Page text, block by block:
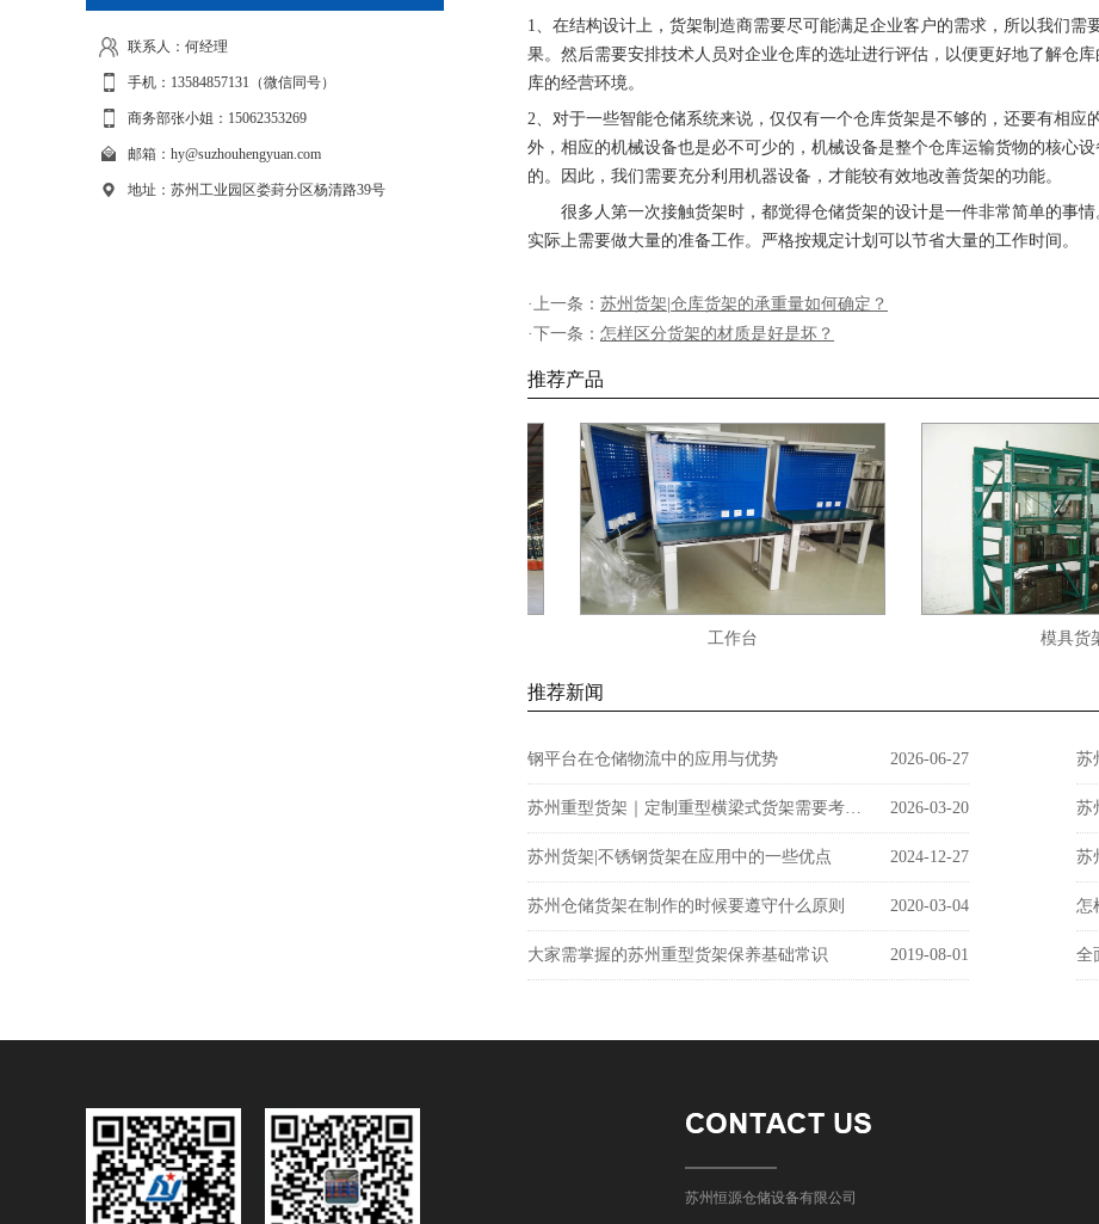
联系人：何经理
手机：13584857131（微信同号）
商务部张小姐：15062353269
邮箱：hy@suzhouhengyuan.com
地址：苏州工业园区娄葑分区杨清路39号
1、在结构设计上，货架制造商需要尽可能满足企业客户的需求，所以我们
果。然后需要安排技术人员对企业仓库的选址进行评估，以便更好地了解仓
库的经营环境。
2、对于一些智能仓储系统来说，仅仅有一个仓库货架是不够的，还要有相
外，相应的机械设备也是必不可少的，机械设备是整个仓库运输货物的核心
的。因此，我们需要充分利用机器设备，才能较有效地改善货架的功能。
很多人第一次接触货架时，都觉得仓储货架的设计是一件非常简单的事情
实际上需要做大量的准备工作。严格按规定计划可以节省大量的工作时间。
·上一条： 苏州货架|仓库货架的承重量如何确定？
·下一条： 怎样区分货架的材质是好是坏？
推荐产品
工作台 模具货架
推荐新闻
钢平台在仓储物流中的应用与优势 2026-06-27
苏州重型货架｜定制重型横梁式货架需要考虑的因素有哪些？ 2026-03-20
苏州货架|不锈钢货架在应用中的一些优点 2024-12-27 苏
苏州仓储货架在制作的时候要遵守什么原则 2020-03-04 怎
大家需掌握的苏州重型货架保养基础常识 2019-08-01
苏州恒源仓储设备有限公司